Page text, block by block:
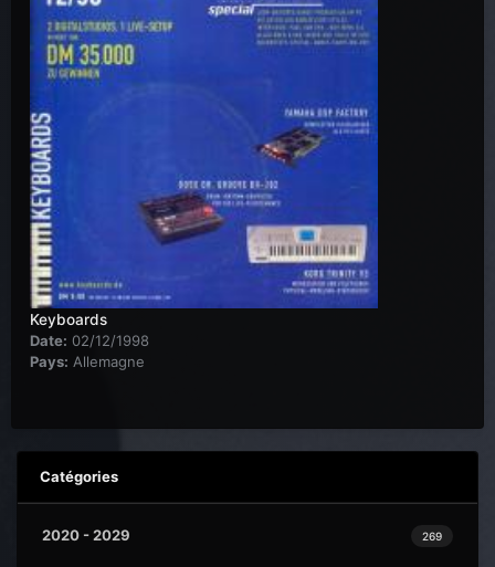
Keyboards
Date: 02/12/1998
Pays: Allemagne
Catégories
269
2020 - 2029